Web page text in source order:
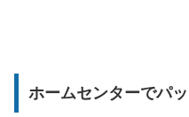
ホームセンターでパ